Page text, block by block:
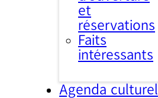
et
réservations
Faits
intéressants
Agenda culturel